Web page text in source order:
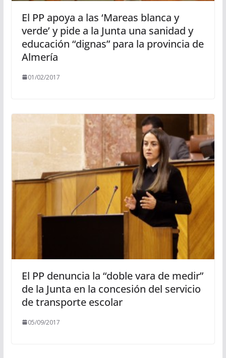
El PP apoya a las ‘Mareas blanca y
verde’ y pide a la Junta una sanidad y
educación “dignas” para la provincia de
Almería
01/02/2017
El PP denuncia la “doble vara de medir”
de la Junta en la concesión del servicio
de transporte escolar
05/09/2017